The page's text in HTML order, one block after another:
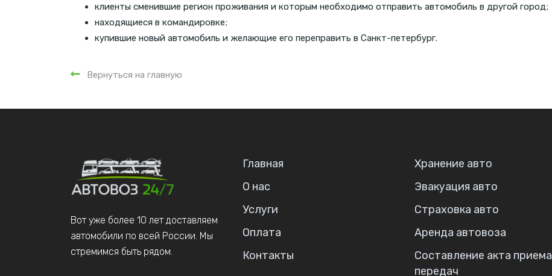
клиенты сменившие регион проживания и которым необходимо отправить автомобиль в другой город;
находящиеся в командировке;
купившие новый автомобиль и желающие его переправить в Санкт-петербург.
Вернуться на главную
Вот уже более 10 лет доставляем
автомобили по всей России. Мы
стремимся быть рядом.
Главная
О нас
Услуги
Оплата
Контакты
Хранение авто
Эвакуация авто
Страховка авто
Аренда автовоза
Составление акта приема
передач